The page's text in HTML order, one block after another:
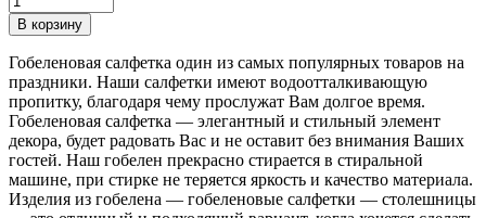
В корзину
Гобеленовая салфетка один из самых популярных товаров на
праздники. Наши салфетки имеют водоотталкивающую
пропитку, благодаря чему прослужат Вам долгое время.
Гобеленовая салфетка — элегантный и стильный элемент
декора, будет радовать Вас и не оставит без внимания Ваших
гостей. Наш гобелен прекрасно стирается в стиральной
машине, при стирке не теряется яркость и качество материала.
Изделия из гобелена — гобеленовые салфетки — столешницы